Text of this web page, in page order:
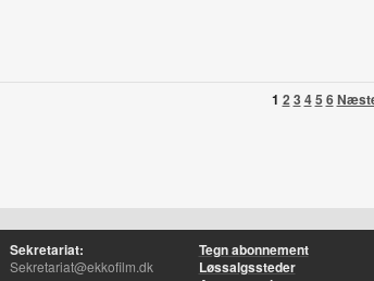
1 2 3 45 6
Sekretariat:
Sekretariat@ekkofilm.dk
Tegn abonnement
Løssalgssteder